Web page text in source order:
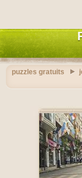
puzzles gratuits